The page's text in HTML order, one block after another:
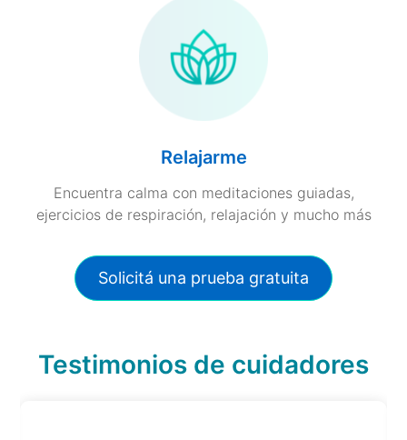
Relajarme
Encuentra calma con meditaciones guiadas,
ejercicios de respiración, relajación y mucho más
Solicitá una prueba gratuita
Testimonios de cuidadores